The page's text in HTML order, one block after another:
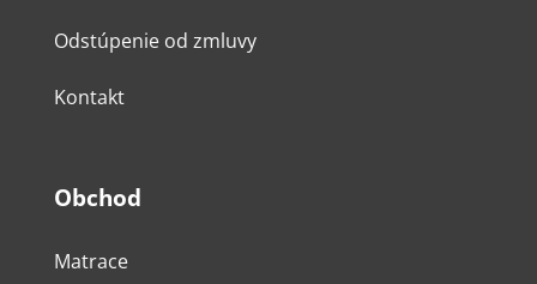
Odstúpenie od zmluvy
Kontakt
Obchod
Matrace